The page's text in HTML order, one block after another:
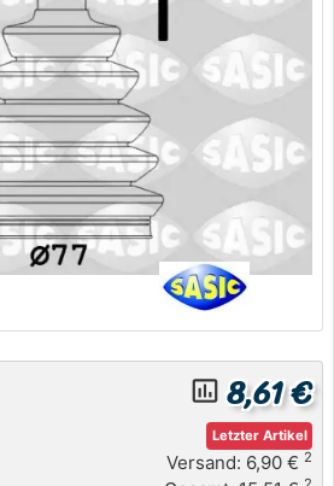
insert_chart_outlined 8,61 €
Letzter Artikel
Versand: 6,90 € 2